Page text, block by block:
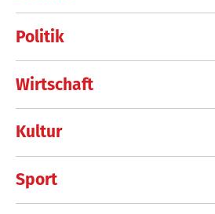
Politik
Wirtschaft
Kultur
Sport